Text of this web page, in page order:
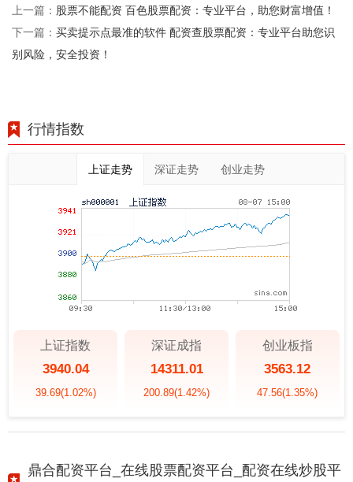
上一篇： 股票不能配资 百色股票配资：专业平台，助您财富增值！
下一篇： 买卖提示点最准的软件 配资查股票配资：专业平台助您识
别风险，安全投资！
行情指数
上证走势 深证走势 创业走势
上证指数
3940.04
39.69(1.02%)
深证成指
14311.01
200.89(1.42%)
创业板指
3563.12
47.56(1.35%)
鼎合配资平台_在线股票配资平台_配资在线炒股平